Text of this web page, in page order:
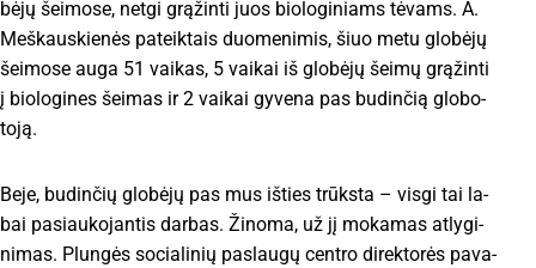
bė­jų šei­mo­se, net­gi grą­žin­ti juos bio­lo­gi­niams tė­vams. A.
Meš­kaus­kie­nės pa­teik­tais duo­me­ni­mis, šiuo me­tu glo­bė­jų
šei­mo­se au­ga 51 vai­kas, 5 vai­kai iš glo­bė­jų šei­mų grą­žin­ti
į bio­lo­gi­nes šei­mas ir 2 vai­kai gy­ve­na pas bu­din­čią glo­bo­
to­ją.
Be­je, bu­din­čių glo­bė­jų pas mus iš­ties trūks­ta – vis­gi tai la­
bai pa­si­au­ko­jan­tis dar­bas. Ži­no­ma, už jį mo­ka­mas at­ly­gi­
ni­mas. Plun­gės so­cia­li­nių pa­slau­gų cen­tro di­rek­to­rės pa­va­